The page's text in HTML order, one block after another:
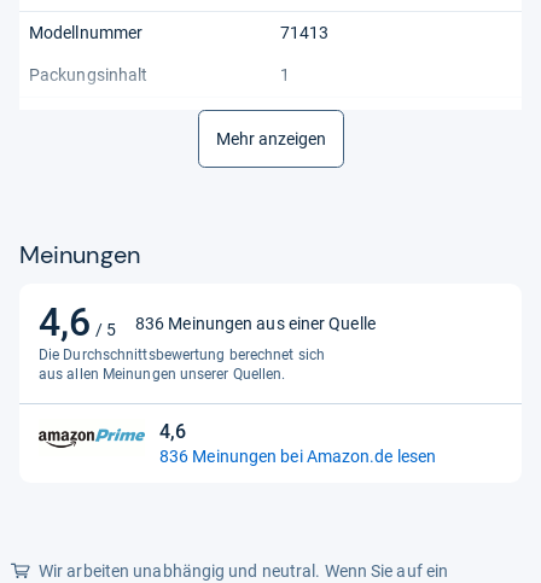
Modellnummer 71413
Packungsinhalt 1
0.09 kilograms
Allgemein
Teilenummer
Mehr anzeigen
Meinungen
4,6 / 5
4,6
von
5
Sternen
836 Meinungen aus einer Quelle
Die Durchschnittsbewertung berechnet sich
aus allen Meinungen unserer Quellen.
4,6
4,6
von
836 Meinungen bei Amazon.de lesen
Wir arbeiten unabhängig und neutral. Wenn Sie auf ein